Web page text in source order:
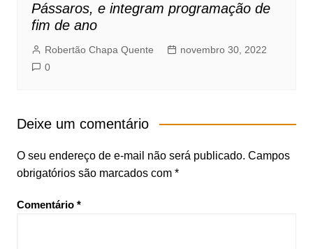
Pássaros, e integram programação de
fim de ano
Robertão Chapa Quente
novembro 30, 2022
0
Deixe um comentário
O seu endereço de e-mail não será publicado. Campos
obrigatórios são marcados com *
Comentário *